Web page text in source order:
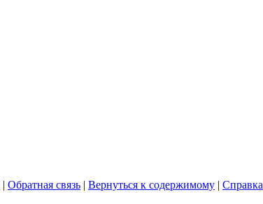
| Обратная связь | Вернуться к содержимому | Справка